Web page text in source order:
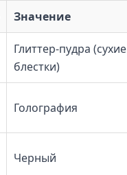
Значение
Глиттер-пудра (сухие
блестки)
Голография
Черный